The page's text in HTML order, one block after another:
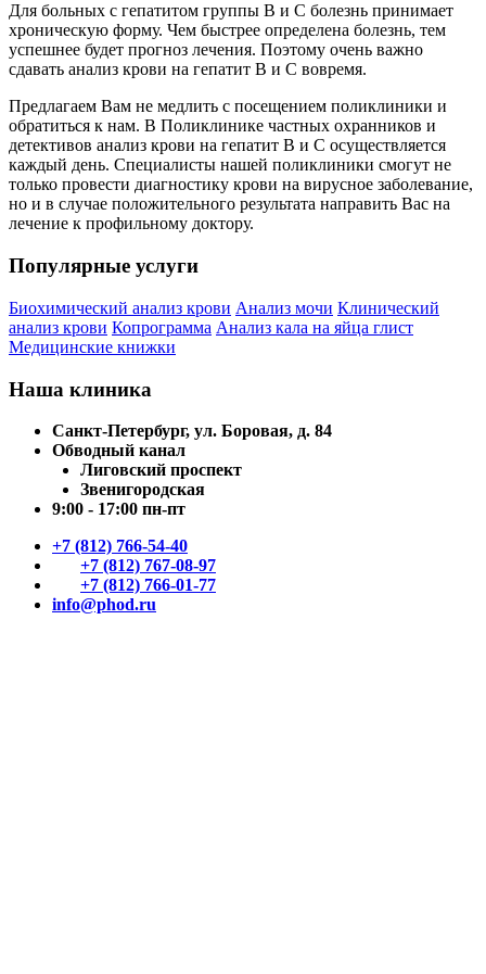
Для больных с гепатитом группы В и С болезнь принимает
хроническую форму. Чем быстрее определена болезнь, тем
успешнее будет прогноз лечения. Поэтому очень важно
сдавать анализ крови на гепатит В и С вовремя.
Предлагаем Вам не медлить с посещением поликлиники и
обратиться к нам. В Поликлинике частных охранников и
детективов анализ крови на гепатит В и С осуществляется
каждый день. Специалисты нашей поликлиники смогут не
только провести диагностику крови на вирусное заболевание,
но и в случае положительного результата направить Вас на
лечение к профильному доктору.
Популярные услуги
Биохимический анализ крови Анализ мочи Клинический
анализ крови Копрограмма Анализ кала на яйца глист
Медицинские книжки
Наша клиника
Санкт-Петербург, ул. Боровая, д. 84
Обводный канал
Лиговский проспект
Звенигородская
9:00 - 17:00 пн-пт
+7 (812) 766-54-40
+7 (812) 767-08-97
+7 (812) 766-01-77
info@phod.ru